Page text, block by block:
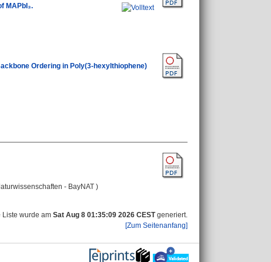
MAPbI₃.
Ordering in Poly(3-hexylthiophene)
- BayNAT )
Liste wurde am Sat Aug 8 01:35:09 2026 CESTgeneriert.
[Zum Seitenanfang]